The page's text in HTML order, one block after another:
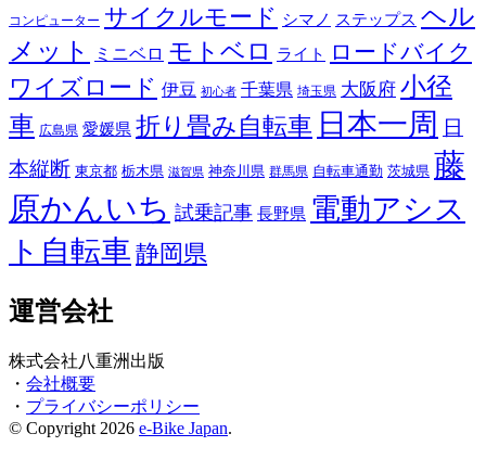
コンピューター サイクルモード シマノ ステップス ヘル
メット
ミニベロ モトベロ ライト
ロードバイク
ワイズロード 伊豆 初心者 千葉県 埼玉県 大阪府 小径
車 広島県 愛媛県 折り畳み自転車 日本一周
日
本縦断 東京都 栃木県 滋賀県 神奈川県 群馬県 自転車通勤 茨城県 藤
原かんいち 試乗記事 長野県 電動アシス
ト自転車 静岡県
運営会社
株式会社八重洲出版
・ 会社概要
・ プライバシーポリシー
© Copyright 2026 e-Bike Japan.